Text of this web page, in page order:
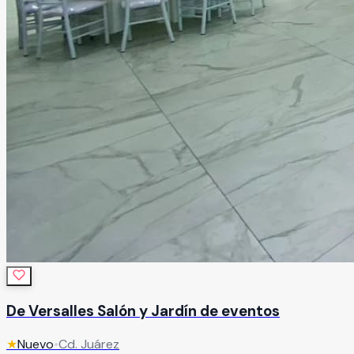
De Versalles Salón y Jardín de eventos
★Nuevo•Cd. Juárez